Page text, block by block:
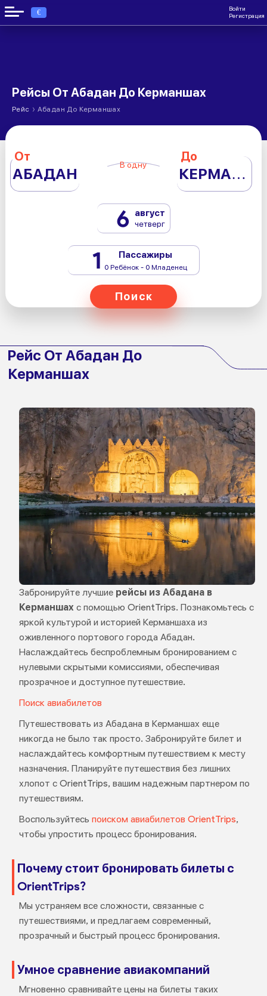
€
Войти
Регистрация
Рейсы От Абадан До Керманшах
Рейс › Абадан До Керманшах
От
АБАДАН В одну
До
КЕРМАНШАХ
6 август
четверг
1 Пассажиры
0 Ребёнок - 0 Младенец
Поиск
Рейс От Абадан До
Керманшах
Забронируйте лучшие рейсы из Абадана в
Керманшах с помощью OrientTrips. Познакомьтесь с
яркой культурой и историей Керманшаха из
оживленного портового города Абадан.
Наслаждайтесь беспроблемным бронированием с
нулевыми скрытыми комиссиями, обеспечивая
прозрачное и доступное путешествие.
Поиск авиабилетов
Путешествовать из Абадана в Керманшах еще
никогда не было так просто. Забронируйте билет и
наслаждайтесь комфортным путешествием к месту
назначения. Планируйте путешествия без лишних
хлопот с OrientTrips, вашим надежным партнером по
путешествиям.
Воспользуйтесь поиском авиабилетов OrientTrips,
чтобы упростить процесс бронирования.
Почему стоит бронировать билеты с
OrientTrips?
Мы устраняем все сложности, связанные с
путешествиями, и предлагаем современный,
прозрачный и быстрый процесс бронирования.
Умное сравнение авиакомпаний
Мгновенно сравнивайте цены на билеты таких